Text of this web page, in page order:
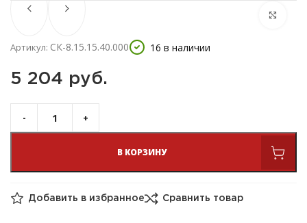
Артикул: СК-8.15.15.40.000 16 в наличии
5 204 руб.
В КОРЗИНУ
Добавить в избранное Сравнить товар